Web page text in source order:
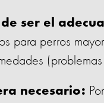
ser el
para perros
necesario: